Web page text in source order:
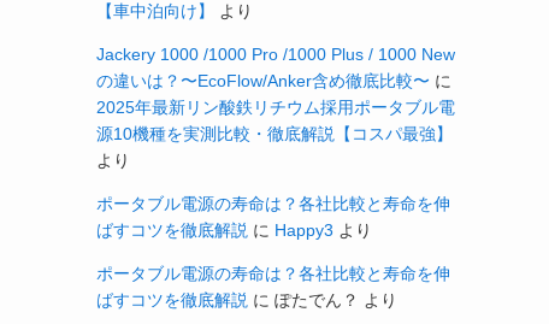
【車中泊向け】
より
Jackery 1000 /1000 Pro /1000 Plus / 1000 New
の違いは？〜EcoFlow/Anker含め徹底比較〜 に
2025年最新リン酸鉄リチウム採用ポータブル電
源10機種を実測比較・徹底解説【コスパ最強】
より
ポータブル電源の寿命は？各社比較と寿命を伸
ばすコツを徹底解説 に Happy3 より
ポータブル電源の寿命は？各社比較と寿命を伸
ばすコツを徹底解説 に ぽたでん？ より